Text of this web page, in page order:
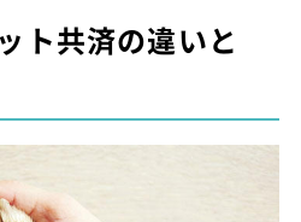
ト共済の違いと